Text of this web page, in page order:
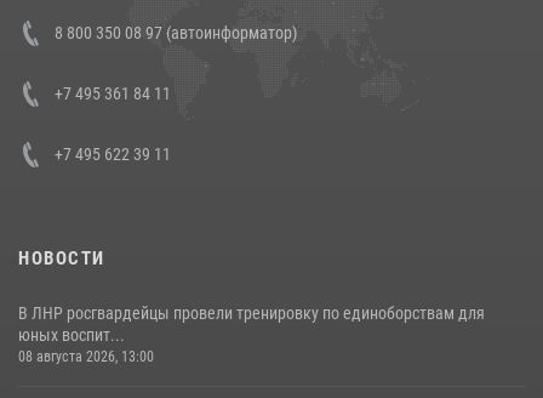
Состоялась рабочая встреча директора Росгвардии Героя России
генерала армии Виктора Золотова с заместителем полномочного
представителя Президента Российской Федерации в Северо-
Кавказском федеральном округе Виталием Кузнецовым
8 800 350 08 97 (автоинформатор)
+7 495 361 84 11
+7 495 622 39 11
НОВОСТИ
В ЛНР росгвардейцы провели тренировку по единоборствам для
юных воспит...
08 августа 2026, 13:00